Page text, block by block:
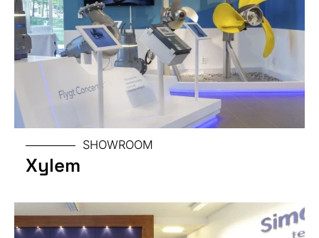
SHOWROOM
Xylem
OBJEKT